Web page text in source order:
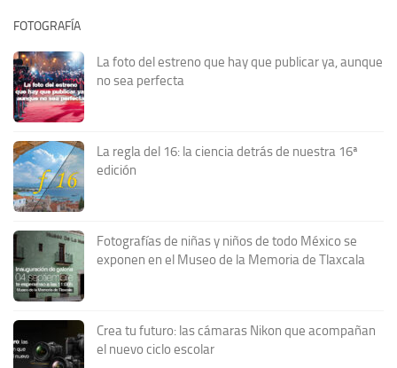
FOTOGRAFÍA
La foto del estreno que hay que publicar ya, aunque
no sea perfecta
La regla del 16: la ciencia detrás de nuestra 16ª
edición
Fotografías de niñas y niños de todo México se
exponen en el Museo de la Memoria de Tlaxcala
Crea tu futuro: las cámaras Nikon que acompañan
el nuevo ciclo escolar